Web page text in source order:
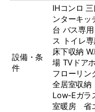
設備・条
件
IHコンロ
ンターキッ
台 バス専用
ス トイレ
床下収納
場 TVドア
フローリン
全居室収
Low-Eガ
室暖房 省